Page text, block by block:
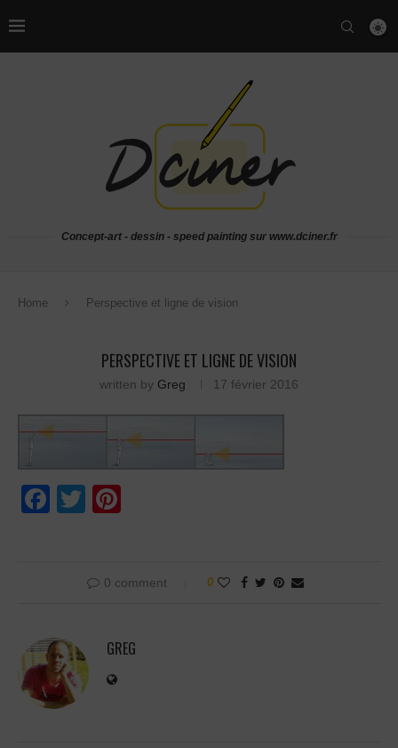
Concept-art - dessin - speed painting sur www.dciner.fr
Home Perspective et ligne de vision
PERSPECTIVE ET LIGNE DE VISION
written by Greg 17 février 2016
Facebook
Twitter
0 comment 0
GREG